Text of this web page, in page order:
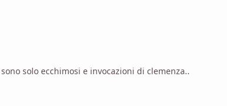
solo ecchimosi e invocazioni di clemenza..